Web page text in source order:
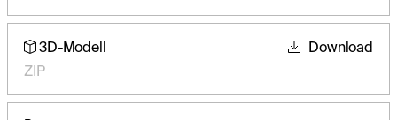
3D-Modell
ZIP
Download